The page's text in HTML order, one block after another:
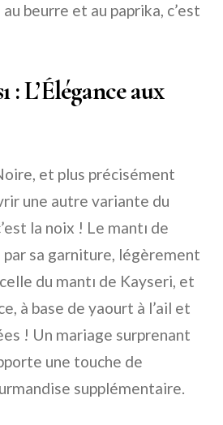
au beurre et au paprika, c’est
: L’Élégance aux
et plus précisément
une autre variante du
la noix ! Le mantı de
sa garniture, légèrement
du mantı de Kayseri, et
à base de yaourt à l’ail et
! Un mariage surprenant
une touche de
supplémentaire.